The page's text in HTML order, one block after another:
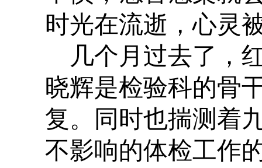
时光在流逝，心灵
几个月过去了，
晓辉是检验科的骨
复。同时也揣测着
不影响的体检工作